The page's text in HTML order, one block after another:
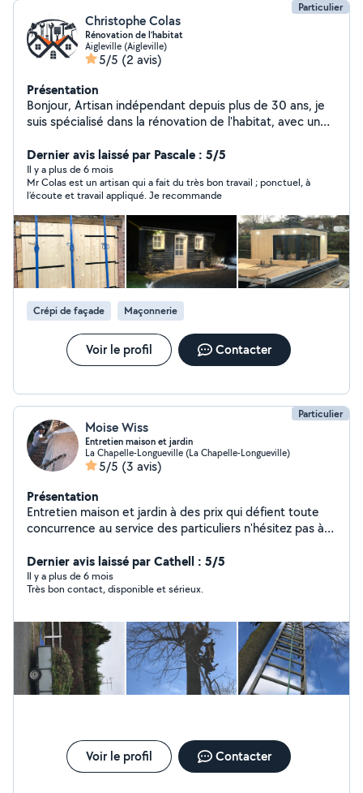
Particulier
Christophe Colas
Rénovation de l’habitat
Aigleville (Aigleville)
5/5 (2 avis)
Présentation
Bonjour, Artisan indépendant depuis plus de 30 ans, je
suis spécialisé dans la rénovation de l'habitat, avec une
accompagne dans tous vos projets, du simple
rafraîchissement à la rénovation complète, en passant
par l'aménagement de cuisines et salles de bain sur
mesure. Mes domaines d'intervention : Pose de
cloisons, placo et isolation (thermique & phonique)
Menuiseries intérieures et extérieures (baies
coulissantes, portes, fenêtres) Travaux de finition :
peinture, sols, revêtements muraux Petits travaux de
plomberie et d'électricité Aménagements intérieurs
pratiques, esthétiques et fonctionnels Avec 30 ans
d'expérience, je m'engage à fournir un travail de qualité,
dans le respect des délais, du budget et de vos
attentes. Basé à [ta ville/secteur], je me déplace
rapidement et reste à l'écoute de vos besoins.
projet, je suis à votre disposition !
Dernier avis laissé par Pascale : 5/5
Il y a plus de 6 mois
Mr Colas est un artisan qui a fait du très bon travail ; ponctuel, à
l’écoute et travail appliqué. Je recommande
Crépi de façade Maçonnerie
Voir le profil Contacter
Particulier
Moise Wiss
Entretien maison et jardin
La Chapelle-Longueville (La Chapelle-Longueville)
5/5 (3 avis)
Présentation
Entretien maison et jardin à des prix qui défient toute
concurrence au service des particuliers n'hésitez pas à
travail
Dernier avis laissé par Cathell : 5/5
Il y a plus de 6 mois
Très bon contact, disponible et sérieux.
Voir le profil Contacter